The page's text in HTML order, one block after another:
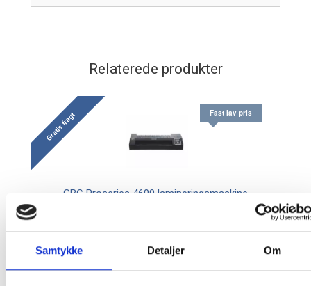
Samtykke Detaljer Om
Relaterede produkter
Gratis fragt Fast lav pris
GBC Proseries 4600 lamineringsmaskine
24.343,75 / stk